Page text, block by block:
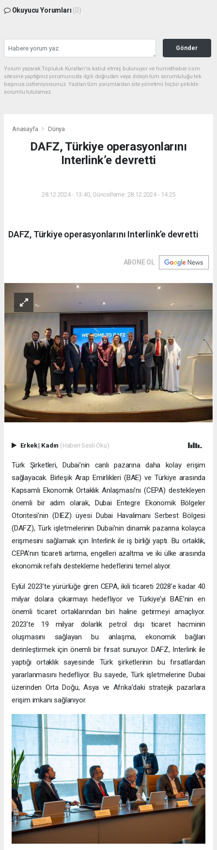
Okuyucu Yorumları (0)
Gönder
Yorum yazarak Topluluk Kuralları’nı kabul etmiş bulunuyor ve hurnethaber.com
sitesine yaptığınız yorumunuzla ilgili doğrudan veya dolaylı tüm sorumluluğu tek
başınıza üstleniyorsunuz. Yazılan tüm yorumlardan site yönetimi hiçbir şekilde
sorumlu tutulamaz.
Anasayfa Dünya
DAFZ, Türkiye operasyonlarını
Interlink’e devretti
28.12.2024 - 13:40, Güncelleme: 28.12.2024 - 14:25
DAFZ, Türkiye operasyonlarını Interlink’e devretti
ABONE OL
Erkek| Kadın (Haberi Sesli Oku)
Türk Şirketleri, Dubai’nin canlı pazarına daha kolay erişim
sağlayacak. Birleşik Arap Emirlikleri (BAE) ve Türkiye arasında
Kapsamlı Ekonomik Ortaklık Anlaşması’nı (CEPA) destekleyen
önemli bir adım olarak, Dubai Entegre Ekonomik Bölgeler
Otoritesi’nin (DIEZ) üyesi Dubai Havalimanı Serbest Bölgesi
(DAFZ), Türk işletmelerinin Dubai’nin dinamik pazarına kolayca
erişmesini sağlamak için Interlink ile iş birliği yaptı. Bu ortaklık,
CEPA’nın ticareti artırma, engelleri azaltma ve iki ülke arasında
ekonomik refahı destekleme hedeflerini temel alıyor.
Eylül 2023’te yürürlüğe giren CEPA, ikili ticareti 2028’e kadar 40
milyar dolara çıkarmayı hedefliyor ve Türkiye’yi BAE’nin en
önemli ticaret ortaklarından biri haline getirmeyi amaçlıyor.
2023’te 19 milyar dolarlık petrol dışı ticaret hacminin
oluşmasını sağlayan bu anlaşma, ekonomik bağları
derinleştirmek için önemli bir fırsat sunuyor. DAFZ, Interlink ile
yaptığı ortaklık sayesinde Türk şirketlerinin bu fırsatlardan
yararlanmasını hedefliyor. Bu sayede, Türk işletmelerine Dubai
üzerinden Orta Doğu, Asya ve Afrika’daki stratejik pazarlara
erişim imkanı sağlanıyor.